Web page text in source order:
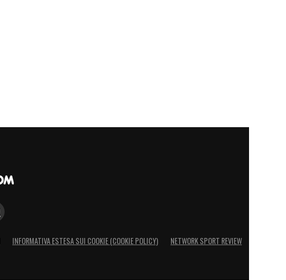
INFORMATIVA ESTESA SUI COOKIE (COOKIE POLICY) NETWORK SPORT REVIEW